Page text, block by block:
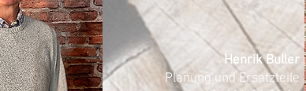
Henrik Buller
Planung und Ersatzteile